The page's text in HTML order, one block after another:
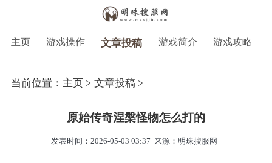
主页 游戏操作 文章投稿 游戏简介 游戏攻略
当前位置： 主页 > 文章投稿>
原始传奇涅槃怪物怎么打的
发表时间：2026-05-03 03:37 来源：明珠搜服网